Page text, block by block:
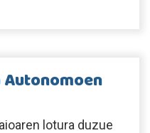
Autonomoen
lotura duzue